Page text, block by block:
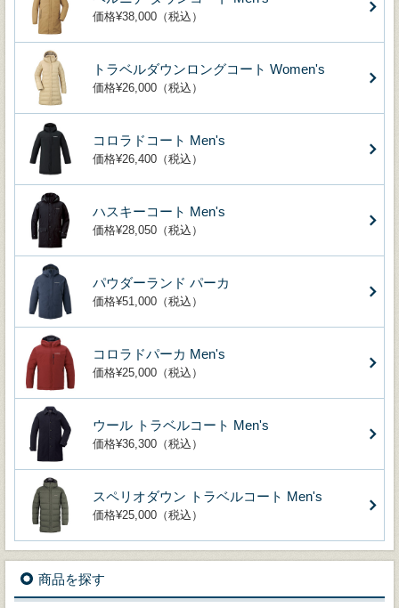
価格¥38,000（税込）
トラベルダウンロングコート Women's
価格¥26,000（税込）
コロラドコート Men's
価格¥26,400（税込）
ハスキーコート Men's
価格¥28,050（税込）
パウダーランド パーカ
価格¥51,000（税込）
コロラドパーカ Men's
価格¥25,000（税込）
ウール トラベルコート Men's
価格¥36,300（税込）
スペリオダウン トラベルコート Men's
価格¥25,000（税込）
商品を探す